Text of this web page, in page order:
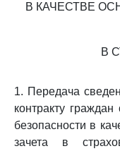
В КАЧЕСТВЕ
В
1. Передача
контракту
безопасности в
зачета в